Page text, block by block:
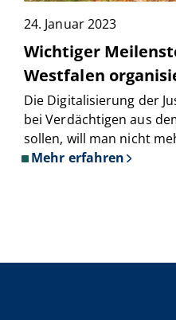
24. Januar 2023
Wichtiger
Westfalen
Die Digitalisierung der
bei Verdächtigen aus
sollen, will man nicht
Mehr erfahrenüber